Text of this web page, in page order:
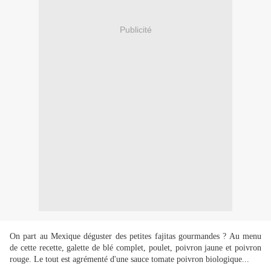
Publicité
On part au Mexique déguster des petites fajitas gourmandes ? Au menu
de cette recette, galette de blé complet, poulet, poivron jaune et poivron
rouge. Le tout est agrémenté d'une sauce tomate poivron biologique...